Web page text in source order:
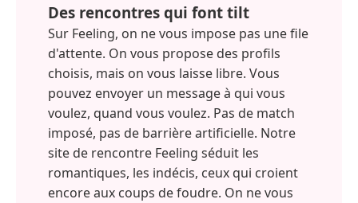
Des rencontres qui font tilt
Sur Feeling, on ne vous impose pas une file
d'attente. On vous propose des profils
choisis, mais on vous laisse libre. Vous
pouvez envoyer un message à qui vous
voulez, quand vous voulez. Pas de match
imposé, pas de barrière artificielle. Notre
site de rencontre Feeling séduit les
romantiques, les indécis, ceux qui croient
encore aux coups de foudre. On ne vous